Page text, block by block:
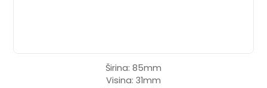
Širina: 85mm
Visina: 31mm